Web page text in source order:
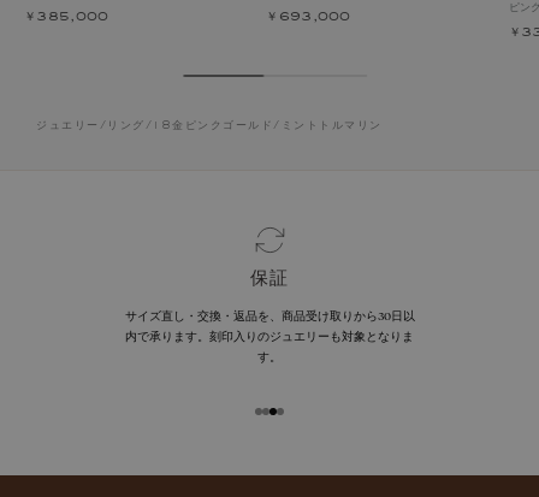
￥385,000 ￥693,000
ピン
￥
ジュエリー / リング / 18金ピンクゴールド / ミントトルマリン
保証
サイズ直し・交換・返品を、商品受け取りから30日以
内で承ります。刻印入りのジュエリーも対象となりま
す。